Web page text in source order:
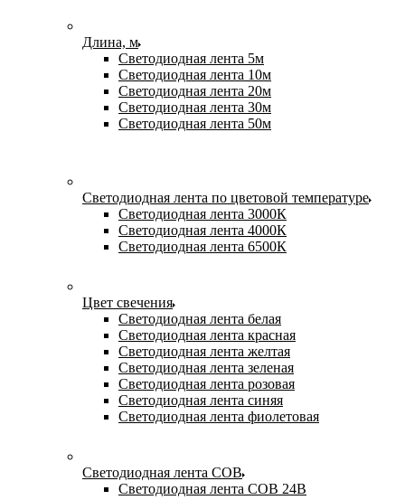
Длина, м
Светодиодная лента 5м
Светодиодная лента 10м
Светодиодная лента 20м
Светодиодная лента 30м
Светодиодная лента 50м
Светодиодная лента по цветовой температуре
Светодиодная лента 3000К
Светодиодная лента 4000К
Светодиодная лента 6500К
Цвет свечения
Светодиодная лента белая
Светодиодная лента красная
Светодиодная лента желтая
Светодиодная лента зеленая
Светодиодная лента розовая
Светодиодная лента синяя
Светодиодная лента фиолетовая
Светодиодная лента COB
Светодиодная лента COB 24В